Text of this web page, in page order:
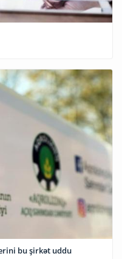
bu şirkət uddu